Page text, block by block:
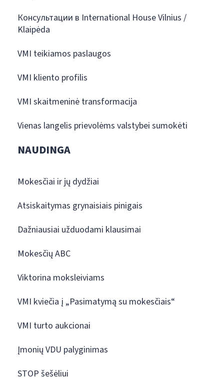
Консультации в International House Vilnius /
Klaipėda
VMI teikiamos paslaugos
VMI kliento profilis
VMI skaitmeninė transformacija
Vienas langelis prievolėms valstybei sumokėti
NAUDINGA
Mokesčiai ir jų dydžiai
Atsiskaitymas grynaisiais pinigais
Dažniausiai užduodami klausimai
Mokesčių ABC
Viktorina moksleiviams
VMI kviečia į „Pasimatymą su mokesčiais“
VMI turto aukcionai
Įmonių VDU palyginimas
STOP šešėliui